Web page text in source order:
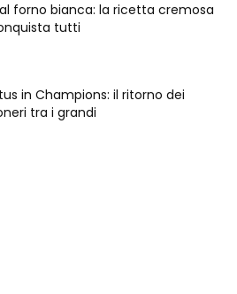
forno bianca: la ricetta cremosa
tutti
in Champions: il ritorno dei
tra i grandi